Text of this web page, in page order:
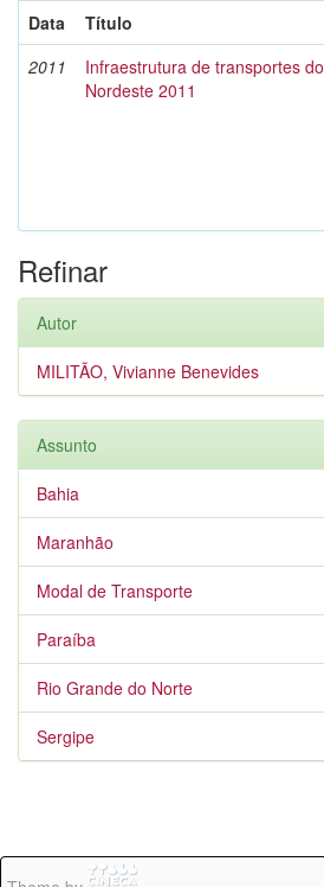
Data
Título
2011
Infraestrutura de transportes do
Nordeste 2011
Refinar
Autor
MILITÃO, Vivianne Benevides
Assunto
Bahia
Maranhão
Modal de Transporte
Paraíba
Rio Grande do Norte
Sergipe